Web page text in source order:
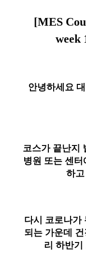
[MES
week
안녕하세요
코스가 끝난지
병원 또는 센
하
다시 코로나가
되는 가운데
리 하반기